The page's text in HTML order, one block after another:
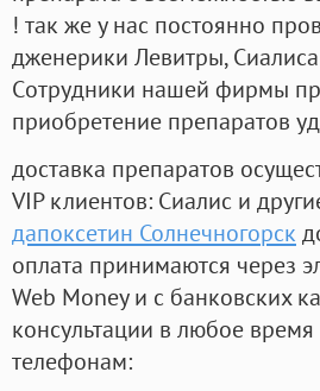
! так же у нас постоянно
дженерики Левитры,
Cотрудники нашей фирмы
приобретение препаратов
доставка препаратов
VIP клиентов: Сиалис и
дапоксетин Солнечногорск
оплата принимаются через
Web Money и с банковских
консультации в любое
телефонам: